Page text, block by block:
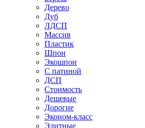
Дерево
Дуб
ЛДСП
Массив
Пластик
Шпон
Экошпон
С патиной
ДСП
Стоимость
Дешевые
Дорогие
Эконом-класс
Элитные